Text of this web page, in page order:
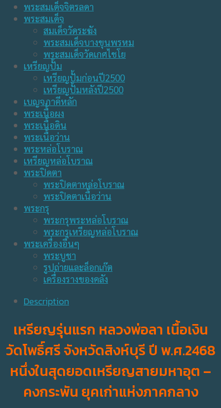
พระสมเด็จจิตรลดา
พระสมเด็จ
สมเด็จวัดระฆัง
พระสมเด็จบางขุนพรหม
พระสมเด็จวัดเกศไชโย
เหรียญปั้ม
เหรียญปั้มก่อนปี2500
เหรียญปั้มหลังปี2500
เบญจภาคีหลัก
พระเนื้อผง
พระเนื้อดิน
พระเนื้อว่าน
พระหล่อโบราณ
เหรียญหล่อโบราณ
พระปิดตา
พระปิดตาหล่อโบราณ
พระปิดตาเนื้อว่าน
พระกรุ
พระกรุพระหล่อโบราณ
พระกรุเหรียญหล่อโบราณ
พระเครื่องอื่นๆ
พระบูชา
รูปถ่ายและล็อกเก๊ต
เครื่องรางของคลัง
Description
เหรียญรุ่นแรก หลวงพ่อลา เนื้อเงิน
วัดโพธิ์ศรี จังหวัดสิงห์บุรี ปี พ.ศ.2468
หนึ่งในสุดยอดเหรียญสายมหาอุต –
คงกระพัน ยุคเก่าแห่งภาคกลาง